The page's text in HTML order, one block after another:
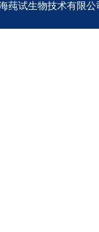
莼试生物技术有限